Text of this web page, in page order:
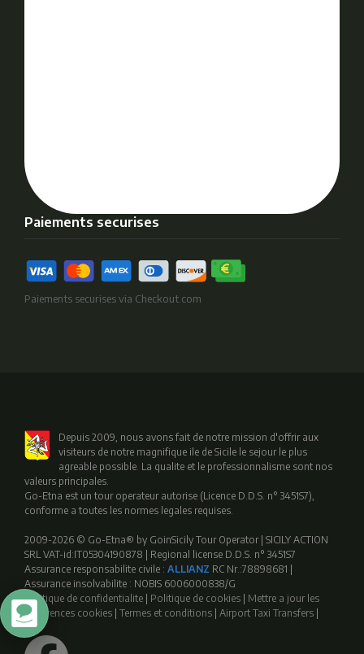
Paiements securises
Paiements securises via Checkout.com
Depuis 2009, nous avons fait de notre mission d'offrir aux
visiteurs de notre magnifique ile de Sicile le sejour le plus
agreable possible. La qualite et le professionnalisme sont nos
valeurs principales.
Go-Etna est un tour operateur autorise (Licence D.D.S. n° 3451S7),
conforme a toutes les normes legales requises.
2009-2026 © Go-Etna® by GoinSicily Tour Operator | SICILY ACTION
SRL VAT-id:IT05304190878 | Regional license D.D.S. n° 3451S7
Assurance responsabilite civile : ALLIANZ RC Nr.:78898681 |
Assurance insolvabilite : NOBIS 6006000838/G
Politique de confidentialite | Politique de cookies | Mettre a jour les
preferences cookies | Termes et conditions | Airport Taxi Transfers |